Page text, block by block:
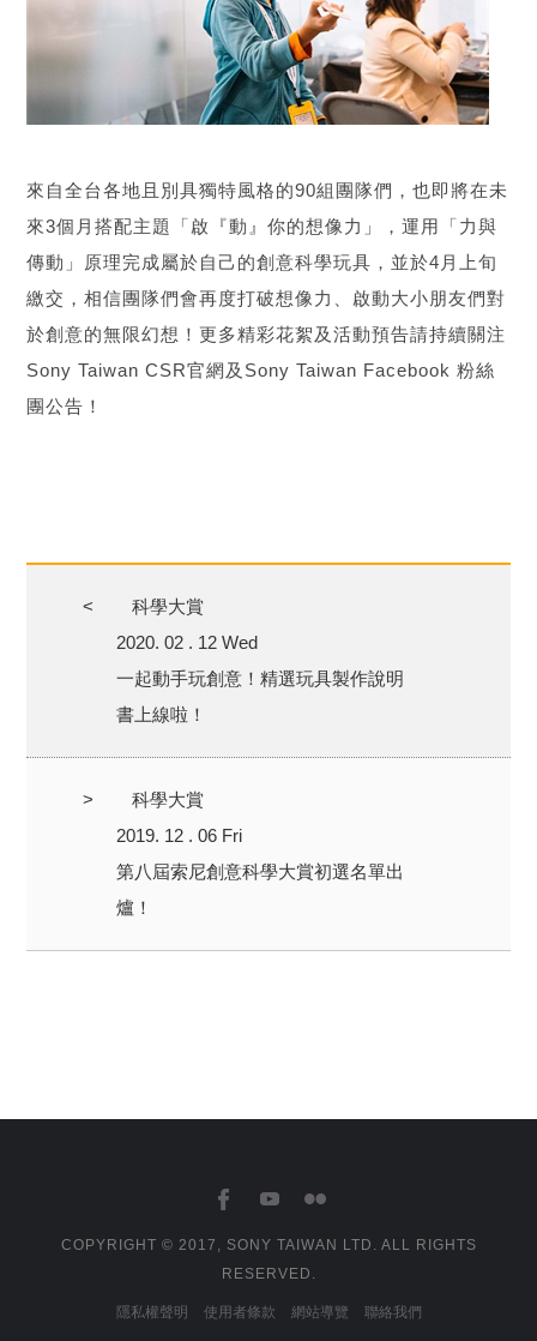
來自全台各地且別具獨特風格的90組團隊們，也即將在未
來3個月搭配主題「啟『動』你的想像力」，運用「力與
傳動」原理完成屬於自己的創意科學玩具，並於4月上旬
繳交，相信團隊們會再度打破想像力、啟動大小朋友們對
於創意的無限幻想！更多精彩花絮及活動預告請持續關注
Sony Taiwan CSR官網及Sony Taiwan Facebook 粉絲
團公告！
<
科學大賞
2020. 02 . 12 Wed
一起動手玩創意！精選玩具製作說明
書上線啦！
>
科學大賞
2019. 12 . 06 Fri
第八屆索尼創意科學大賞初選名單出
爐！
COPYRIGHT © 2017, SONY TAIWAN LTD. ALL RIGHTS
RESERVED.
隱私權聲明 使用者條款 網站導覽 聯絡我們